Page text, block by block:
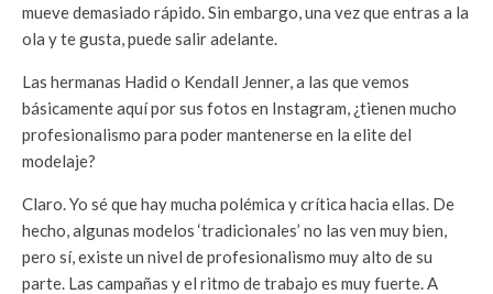
mueve demasiado rápido. Sin embargo, una vez que entras a la
ola y te gusta, puede salir adelante.
Las hermanas Hadid o Kendall Jenner, a las que vemos
básicamente aquí por sus fotos en Instagram, ¿tienen mucho
profesionalismo para poder mantenerse en la elite del
modelaje?
Claro. Yo sé que hay mucha polémica y crítica hacia ellas. De
hecho, algunas modelos ‘tradicionales’ no las ven muy bien,
pero sí, existe un nivel de profesionalismo muy alto de su
parte. Las campañas y el ritmo de trabajo es muy fuerte. A